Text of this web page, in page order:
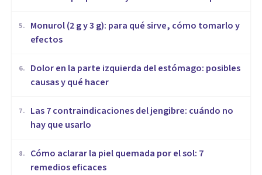
5.
Monurol (2 g y 3 g): para qué sirve, cómo tomarlo y
efectos
6.
Dolor en la parte izquierda del estómago: posibles
causas y qué hacer
7.
Las 7 contraindicaciones del jengibre: cuándo no
hay que usarlo
8.
Cómo aclarar la piel quemada por el sol: 7
remedios eficaces